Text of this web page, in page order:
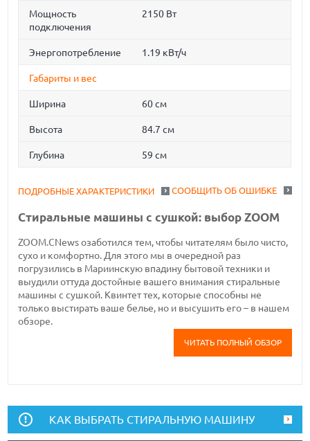
Мощность
подключения
2150 Вт
Энергопотребление 1.19 кВт/ч
Габариты и вес
Ширина 60 см
Высота 84.7 см
Глубина 59 см
СООБЩИТЬ ОБ ОШИБКЕ
ПОДРОБНЫЕ ХАРАКТЕРИСТИКИ
Стиральные машины с сушкой: выбор ZOOM
ZOOM.CNews озаботился тем, чтобы читателям было чисто,
сухо и комфортно. Для этого мы в очередной раз
погрузились в Мариинскую впадину бытовой техники и
выудили оттуда достойные вашего внимания стиральные
машины с сушкой. Квинтет тех, которые способны не
только выстирать ваше белье, но и высушить его – в нашем
обзоре.
ЧИТАТЬ ПОЛНЫЙ ОБЗОР
КАК ВЫБРАТЬ СТИРАЛЬНУЮ МАШИНУ